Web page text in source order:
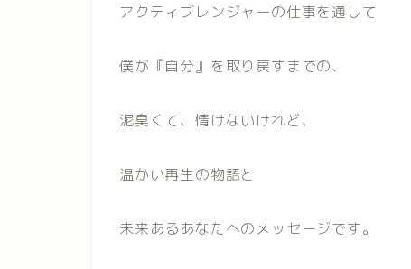
アクティブレンジャーの仕事を通して
僕が『自分』を取り戻すまでの、
泥臭くて、情けないけれど、
温かい再生の物語と
未来あるあなたへのメッセージです。